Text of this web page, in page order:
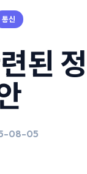
통신
된
08-05